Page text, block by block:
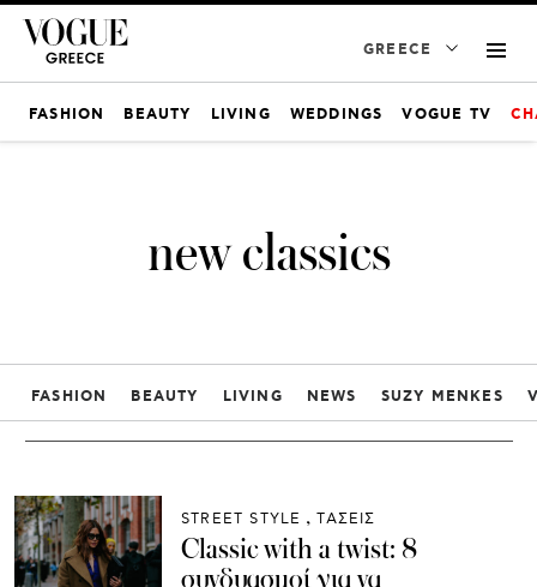
GREECE
FASHION BEAUTY LIVING WEDDINGS VOGUE TV
new classics
FASHION BEAUTY LIVING NEWS SUZY MENKES
STREET STYLE ΤΑΣΕΙΣ
Classic with a twist: 8
συνδυασμοί για να